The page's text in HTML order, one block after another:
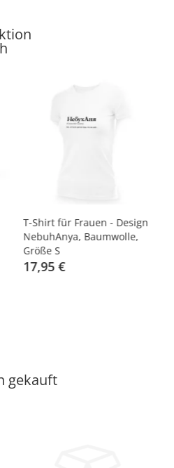
T-Shirt für Frauen - Design
NebuhAnya, Baumwolle,
Größe S
17,95 €
gekauft